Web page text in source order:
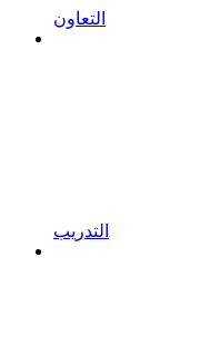
التعاون
التدريب